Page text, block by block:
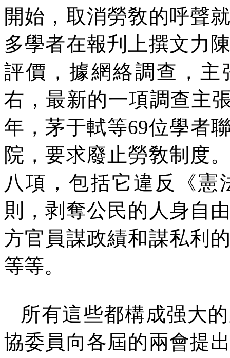
開始，取消勞敎的呼聲
多學者在報刋上撰文力
評價，據網絡調查，
右，最新的一項調查主
年，茅于軾等69位學者
院，要求廢止勞敎制度
八項，包括它違反《憲
則，剥奪公民的人身自
方官員謀政績和謀私利
等等。
所有這些都構成强大
協委員向各屆的兩會提